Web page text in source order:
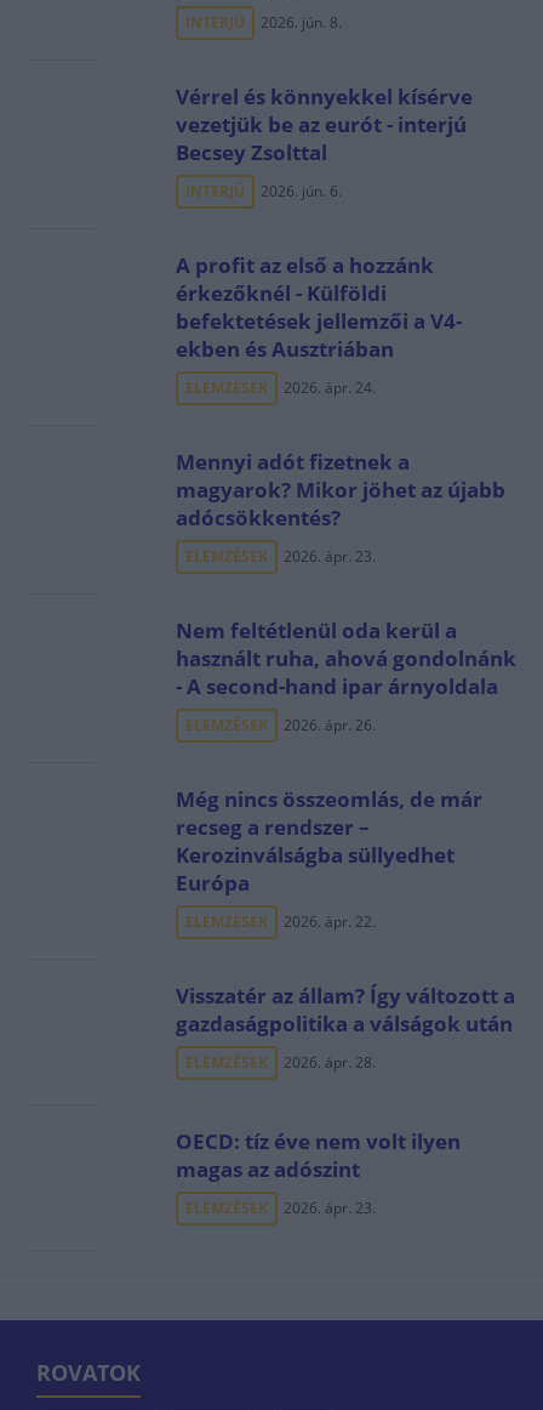
INTERJÚ 2026. jún. 8.
Vérrel és könnyekkel kísérve
vezetjük be az eurót - interjú
Becsey Zsolttal
INTERJÚ 2026. jún. 6.
A profit az első a hozzánk
érkezőknél - Külföldi
befektetések jellemzői a V4-
ekben és Ausztriában
ELEMZÉSEK 2026. ápr. 24.
Mennyi adót fizetnek a
magyarok? Mikor jöhet az újabb
adócsökkentés?
ELEMZÉSEK 2026. ápr. 23.
Nem feltétlenül oda kerül a
használt ruha, ahová gondolnánk
- A second-hand ipar árnyoldala
ELEMZÉSEK 2026. ápr. 26.
Még nincs összeomlás, de már
recseg a rendszer –
Kerozinválságba süllyedhet
Európa
ELEMZÉSEK 2026. ápr. 22.
Visszatér az állam? Így változott a
gazdaságpolitika a válságok után
ELEMZÉSEK 2026. ápr. 28.
OECD: tíz éve nem volt ilyen
magas az adószint
ELEMZÉSEK 2026. ápr. 23.
ROVATOK